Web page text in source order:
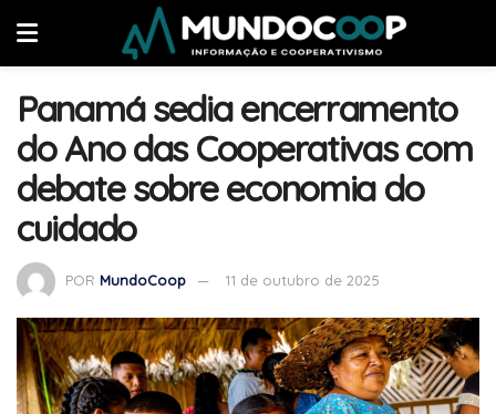
Panamá sedia encerramento
do Ano das Cooperativas com
debate sobre economia do
cuidado
POR MundoCoop 11 de outubro de 2025